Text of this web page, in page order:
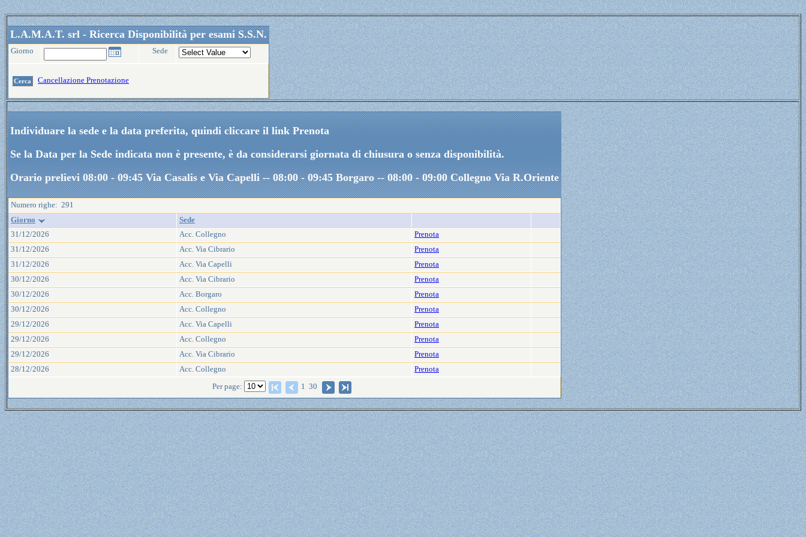
L.A.M.A.T. srl - Ricerca Disponibilità per esami S.S.N.
Giorno Sede
Cancellazione Prenotazione
Individuare la sede e la data preferita, quindi cliccare il link Prenota
Se la Data per la Sede indicata non è presente, è da considerarsi giornata di chiusura o senza disponibilità.
Orario prelievi 08:00 - 09:45 Via Casalis e Via Capelli -- 08:00 - 09:45 Borgaro -- 08:00 - 09:00 Collegno Via R.Oriente
Numero righe: 291
Giorno
Sede
31/12/2026
Acc. Collegno
Prenota
31/12/2026
Acc. Via Cibrario
Prenota
31/12/2026
Acc. Via Capelli
Prenota
30/12/2026
Acc. Via Cibrario
Prenota
30/12/2026
Acc. Borgaro
Prenota
30/12/2026
Acc. Collegno
Prenota
29/12/2026
Acc. Via Capelli
Prenota
29/12/2026
Acc. Collegno
Prenota
29/12/2026
Acc. Via Cibrario
Prenota
28/12/2026
Acc. Collegno Prenota
Per page: 1 30